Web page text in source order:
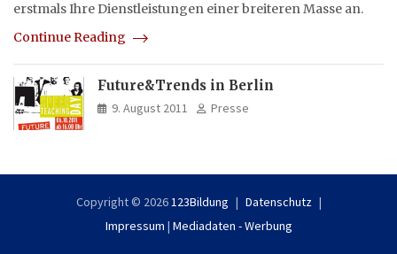
erstmals Ihre Dienstleistungen einer breiteren Masse an.
Continue Reading
Future&Trends in Berlin
9. August 2011 Presse
Copyright © 2026123Bildung
Datenschutz
Impressum | Mediadaten - Werbung